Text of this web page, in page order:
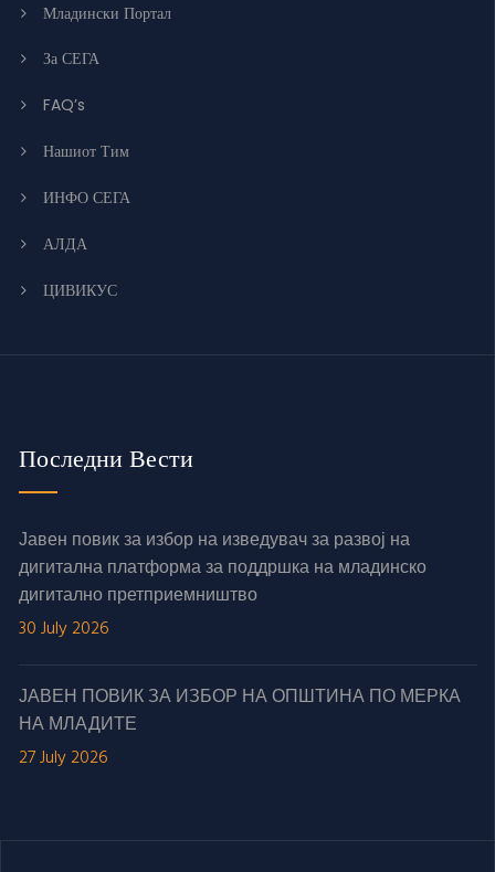
Младински Портал
За СЕГА
FAQ’s
Нашиот Тим
ИНФО СЕГА
АЛДА
ЦИВИКУС
Последни Вести
Јавен повик за избор на изведувач за развој на
дигитална платформа за поддршка на младинско
дигитално претприемништво
30 July 2026
ЈАВЕН ПОВИК ЗА ИЗБОР НА ОПШТИНА ПО МЕРКА
НА МЛАДИТЕ
27 July 2026